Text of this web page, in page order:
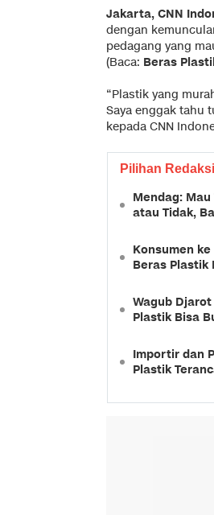
Jakarta, CNN
dengan
pedagang yang
(Baca: Beras
“Plastik yang
Saya enggak tahu
kepada CNN
Pilihan Redaksi
Mendag:
atau Tidak,
Konsumen
Beras Plastik
Wagub
Plastik Bisa
Importir dan
Plastik